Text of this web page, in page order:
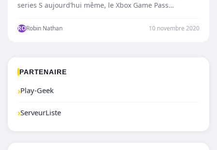
series S aujourd’hui même, le Xbox Game Pass…
RORobin Nathan 10 novembre 2020
PARTENAIRE
›Play-Geek
›ServeurListe